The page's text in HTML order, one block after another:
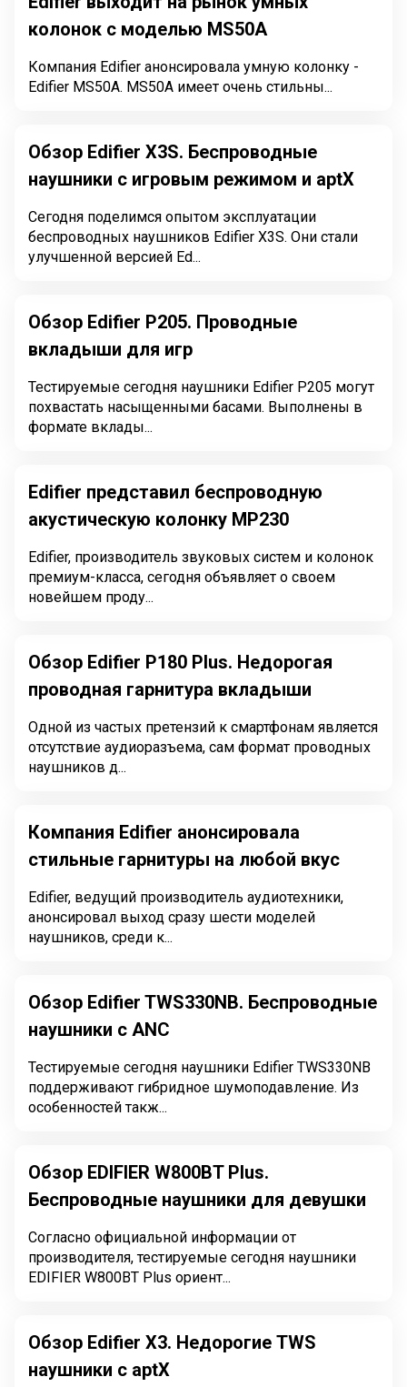
колонок с моделью MS50A
Компания Edifier анонсировала умную колонку -
Edifier MS50A. MS50A имеет очень стильны...
Обзор Edifier X3S. Беспроводные
наушники с игровым режимом и aptX
Сегодня поделимся опытом эксплуатации
беспроводных наушников Edifier X3S. Они стали
улучшенной версией Ed...
Обзор Edifier P205. Проводные
вкладыши для игр
Тестируемые сегодня наушники Edifier P205 могут
похвастать насыщенными басами. Выполнены в
формате вклады...
Edifier представил беспроводную
акустическую колонку MP230
Edifier, производитель звуковых систем и колонок
премиум-класса, сегодня объявляет о своем
новейшем проду...
Обзор Edifier P180 Plus. Недорогая
проводная гарнитура вкладыши
Одной из частых претензий к смартфонам является
отсутствие аудиоразъема, сам формат проводных
наушников д...
Компания Edifier анонсировала
стильные гарнитуры на любой вкус
Edifier, ведущий производитель аудиотехники,
анонсировал выход сразу шести моделей
наушников, среди к...
Обзор Edifier TWS330NB. Беспроводные
наушники с ANC
Тестируемые сегодня наушники Edifier TWS330NB
поддерживают гибридное шумоподавление. Из
особенностей такж...
Обзор EDIFIER W800BT Plus.
Беспроводные наушники для девушки
Согласно официальной информации от
производителя, тестируемые сегодня наушники
EDIFIER W800BT Plus ориент...
Обзор Edifier X3. Недорогие TWS
наушники с aptX